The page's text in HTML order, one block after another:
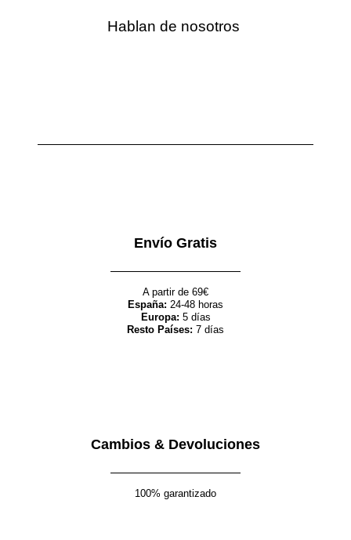
Hablan de nosotros
Envío Gratis
A partir de 69€
España: 24-48 horas
Europa: 5 días
Resto Países: 7 días
Cambios & Devoluciones
100% garantizado